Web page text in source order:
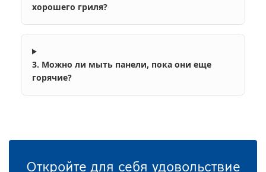
хорошего гриля?
3. Можно ли мыть панели, пока они еще
горячие?
Откройте для себя удовольствие